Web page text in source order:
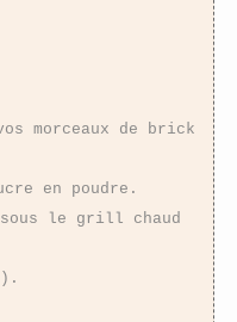
morceaux de brick
en poudre.
le grill chaud